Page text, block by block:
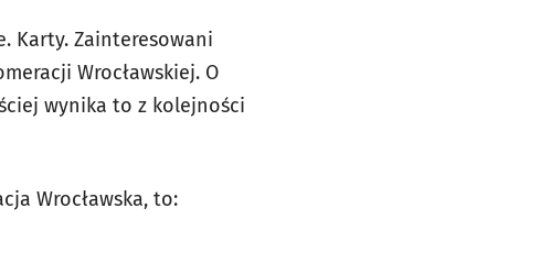
Karty. Zainteresowani
Wrocławskiej. O
wynika to z kolejności
Wrocławska, to: